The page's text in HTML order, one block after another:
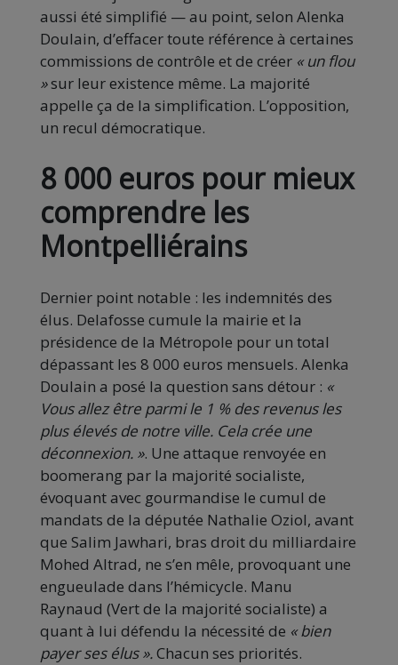
aussi été simplifié — au point, selon Alenka
Doulain, d’effacer toute référence à certaines
commissions de contrôle et de créer « un flou
»sur leur existence même. La majorité
appelle ça de la simplification. L’opposition,
un recul démocratique.
8 000 euros pour mieux
comprendre les
Montpelliérains
Dernier point notable : les indemnités des
élus. Delafosse cumule la mairie et la
présidence de la Métropole pour un total
dépassant les 8 000 euros mensuels. Alenka
Doulain a posé la question sans détour : «
Vous allez être parmi le 1 % des revenus les
plus élevés de notre ville. Cela crée une
déconnexion. ». Une attaque renvoyée en
boomerang par la majorité socialiste,
évoquant avec gourmandise le cumul de
mandats de la députée Nathalie Oziol, avant
que Salim Jawhari, bras droit du milliardaire
Mohed Altrad, ne s’en mêle, provoquant une
engueulade dans l’hémicycle. Manu
Raynaud (Vert de la majorité socialiste) a
quant à lui défendu la nécessité de « bien
payer ses élus ».Chacun ses priorités.